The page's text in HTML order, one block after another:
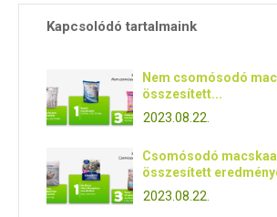
Kapcsolódó tartalmaink
Nem csomósodó
összesített...
2023.08.22.
Csomósodó
összesített
2023.08.22.